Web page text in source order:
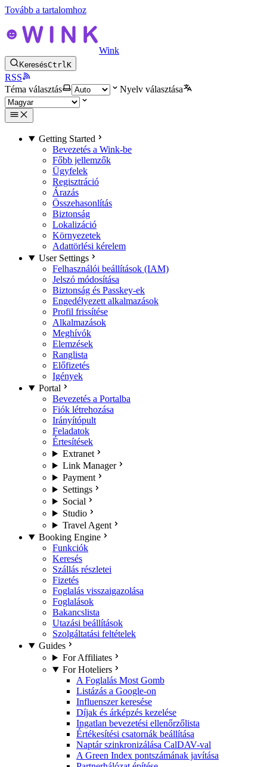
Tovább a tartalomhoz
Wink
KeresésCtrlK
RSS
Téma választás
Nyelv választása
Getting Started
Bevezetés a Wink-be
Főbb jellemzők
Ügyfelek
Regisztráció
Árazás
Összehasonlítás
Biztonság
Lokalizáció
Környezetek
Adattörlési kérelem
User Settings
Felhasználói beállítások (IAM)
Jelszó módosítása
Biztonság és Passkey-ek
Engedélyezett alkalmazások
Profil frissítése
Alkalmazások
Meghívók
Elemzések
Ranglista
Előfizetés
Igények
Portal
Bevezetés a Portalba
Fiók létrehozása
Irányítópult
Feladatok
Értesítések
Extranet
Link Manager
Payment
Settings
Social
Studio
Travel Agent
Booking Engine
Funkciók
Keresés
Szállás részletei
Fizetés
Foglalás visszaigazolása
Foglalások
Bakancslista
Utazási beállítások
Szolgáltatási feltételek
Guides
For Affiliates
For Hoteliers
A Foglalás Most Gomb
Listázás a Google-on
Influenszer keresése
Díjak és árképzés kezelése
Ingatlan bevezetési ellenőrzőlista
Értékesítési csatornák beállítása
Naptár szinkronizálása CalDAV-val
A Green Index pontszámának javítása